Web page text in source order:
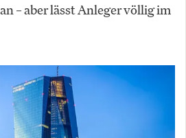
– aber lässt Anleger völlig im